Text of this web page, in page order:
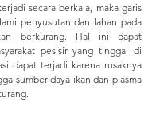
penyusutan dan lahan pada
berkurang. Hal ini dapat
pesisir yang tinggal di
dapat terjadi karena rusaknya
sumber daya ikan dan plasma